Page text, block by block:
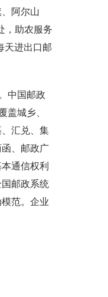
阿尔山
，助农服务
天进出口邮
中国邮政
盖城乡、
汇兑、集
、邮政广
通信权利
邮政系统
范。企业